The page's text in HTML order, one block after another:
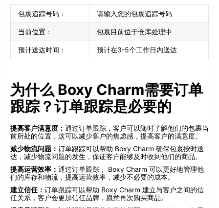
包裹追踪号码： 请输入您的包裹追踪号码
当前位置： 包裹目前位于仓库处理中
预计送达时间： 预计在3-5个工作日内送达
为什么 Boxy Charm需要订单
跟踪？订单跟踪是必要的
提高客户满意度： 通过订单跟踪，客户可以随时了解他们的包裹当
前所处的位置，这可以减少客户的焦虑感，提高客户的满意度。
减少物流问题： 订单跟踪可以帮助 Boxy Charm 确保包裹按时送
达，减少物流问题的发生，保证客户能够及时收到他们的商品。
提高运营效率： 通过订单跟踪， Boxy Charm 可以更好地管理他
们的库存和物流，提高运营效率，减少不必要的成本。
建立信任： 订单跟踪可以帮助 Boxy Charm 建立与客户之间的信
任关系，客户会更加信任品牌，愿意再次购买商品。